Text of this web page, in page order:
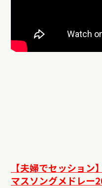
【夫婦でセッショ
マスソングメドレー